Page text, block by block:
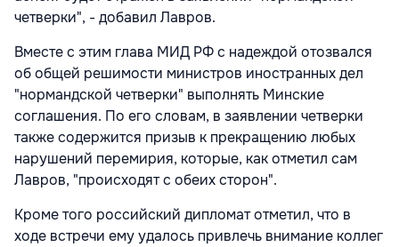
четверки", - добавил Лавров.
Вместе с этим глава МИД РФ с надеждой отозвался
об общей решимости министров иностранных дел
"нормандской четверки" выполнять Минские
соглашения. По его словам, в заявлении четверки
также содержится призыв к прекращению любых
нарушений перемирия, которые, как отметил сам
Лавров, "происходят с обеих сторон".
Кроме того российский дипломат отметил, что в
ходе встречи ему удалось привлечь внимание коллег